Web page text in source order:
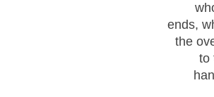
ends,
the
to